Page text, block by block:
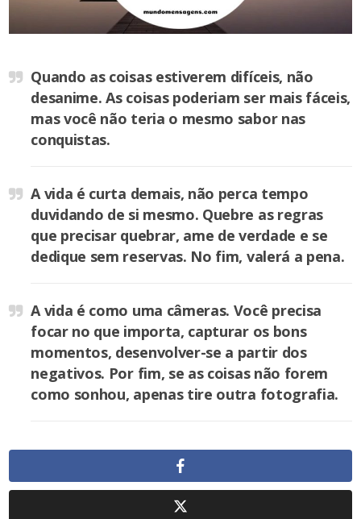
Quando as coisas estiverem difíceis, não
desanime. As coisas poderiam ser mais fáceis,
mas você não teria o mesmo sabor nas
conquistas.
A vida é curta demais, não perca tempo
duvidando de si mesmo. Quebre as regras
que precisar quebrar, ame de verdade e se
dedique sem reservas. No fim, valerá a pena.
A vida é como uma câmeras. Você precisa
focar no que importa, capturar os bons
momentos, desenvolver-se a partir dos
negativos. Por fim, se as coisas não forem
como sonhou, apenas tire outra fotografia.